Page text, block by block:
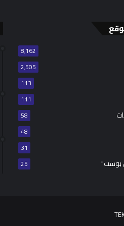
8٬162
2٬505
113
111
58
48
31
بوست" 25